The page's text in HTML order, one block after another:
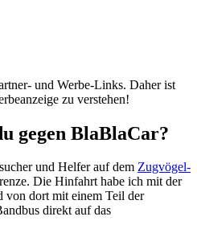
und Werbe-Links. Daher ist
zu verstehen!
gegen BlaBlaCar?
und Helfer auf dem Zugvögel-
Die Hinfahrt habe ich mit der
von dort mit einem Teil der
direkt auf das